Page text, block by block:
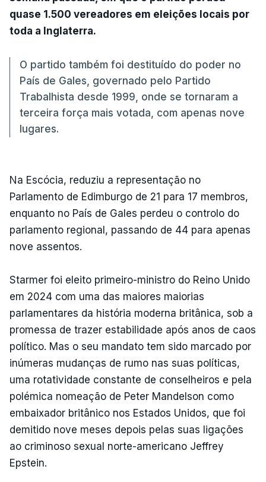
quase 1.500 vereadores em eleições locais por
toda a Inglaterra.
O partido também foi destituído do poder no
País de Gales, governado pelo Partido
Trabalhista desde 1999, onde se tornaram a
terceira força mais votada, com apenas nove
lugares.
Na Escócia, reduziu a representação no
Parlamento de Edimburgo de 21 para 17 membros,
enquanto no País de Gales perdeu o controlo do
parlamento regional, passando de 44 para apenas
nove assentos.
Starmer foi eleito primeiro-ministro do Reino Unido
em 2024 com uma das maiores maiorias
parlamentares da história moderna britânica, sob a
promessa de trazer estabilidade após anos de caos
político. Mas o seu mandato tem sido marcado por
inúmeras mudanças de rumo nas suas políticas,
uma rotatividade constante de conselheiros e pela
polémica nomeação de Peter Mandelson como
embaixador britânico nos Estados Unidos, que foi
demitido nove meses depois pelas suas ligações
ao criminoso sexual norte-americano Jeffrey
Epstein.